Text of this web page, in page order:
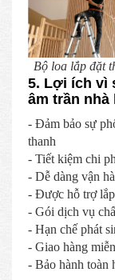
Bộ loa lắp đặt
5. Lợi ích vì
âm trần nhà
- Đảm bảo sự
thanh
- Tiết kiệm chi
- Dễ dàng vận
- Được hỗ trợ
- Gói dịch vụ
- Hạn chế phát
- Giao hàng
- Bảo hành toàn